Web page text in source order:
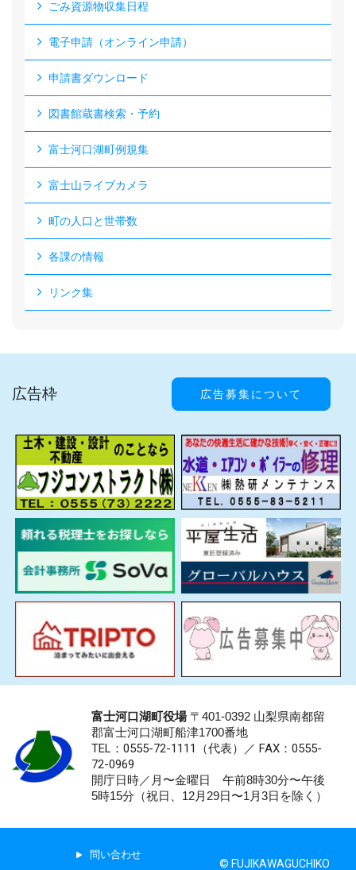
ごみ資源物収集日程
電子申請（オンライン申請）
申請書ダウンロード
図書館蔵書検索・予約
富士河口湖町例規集
富士山ライブカメラ
町の人口と世帯数
各課の情報
リンク集
広告枠 広告募集について
富士河口湖町役場〒401-0392 山梨県南都留
郡富士河口湖町船津1700番地
TEL：0555-72-1111 （代表）／ FAX：0555-
72-0969
開庁日時／月〜金曜日 午前8時30分〜午後
5時15分（祝日、12月29日〜1月3日を除く）
問い合わせ
© FUJIKAWAGUCHIKO